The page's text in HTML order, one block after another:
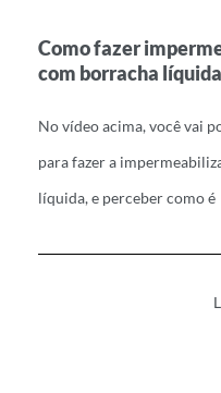
Como fazer
com borracha
No vídeo acima, você vai
para fazer a
líquida, e perceber como é